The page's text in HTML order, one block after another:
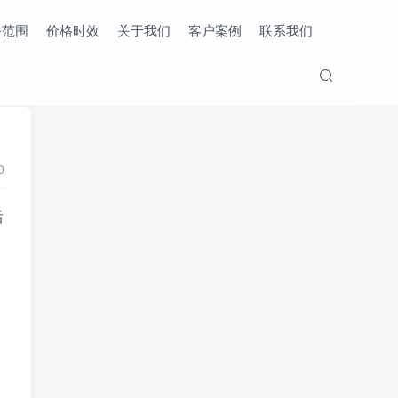
围 价格时效 关于我们 客户案例 联系我们